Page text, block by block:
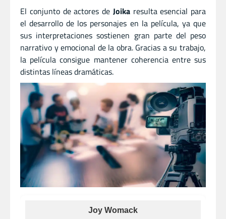
El conjunto de actores de Joikaresulta esencial para
el desarrollo de los personajes en la película, ya que
sus interpretaciones sostienen gran parte del peso
narrativo y emocional de la obra. Gracias a su trabajo,
la película consigue mantener coherencia entre sus
distintas líneas dramáticas.
Joy Womack